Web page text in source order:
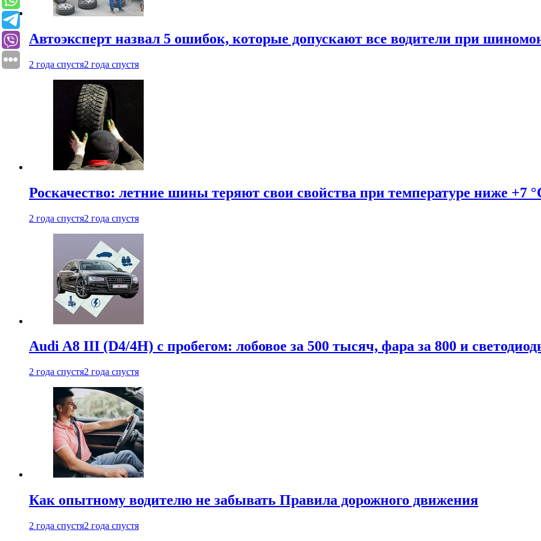
Автоэксперт назвал 5 ошибок, которые допускают все водители при
2 года спустя2 года спустя
Роскачество: летние шины теряют свои свойства при температуре ниже +7
2 года спустя2 года спустя
Audi A8 III (D4/4H) c пробегом: лобовое за 500 тысяч, фара за 800 и
2 года спустя2 года спустя
Как опытному водителю не забывать Правила дорожного движения
2 года спустя2 года спустя